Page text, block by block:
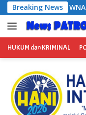
Langsung
ke
konten
Breaking News
Gelar Yoga
HUKUM dan KRIMINAL